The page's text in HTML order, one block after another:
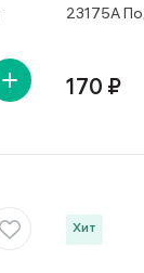
23175А
170 ₽
Хит